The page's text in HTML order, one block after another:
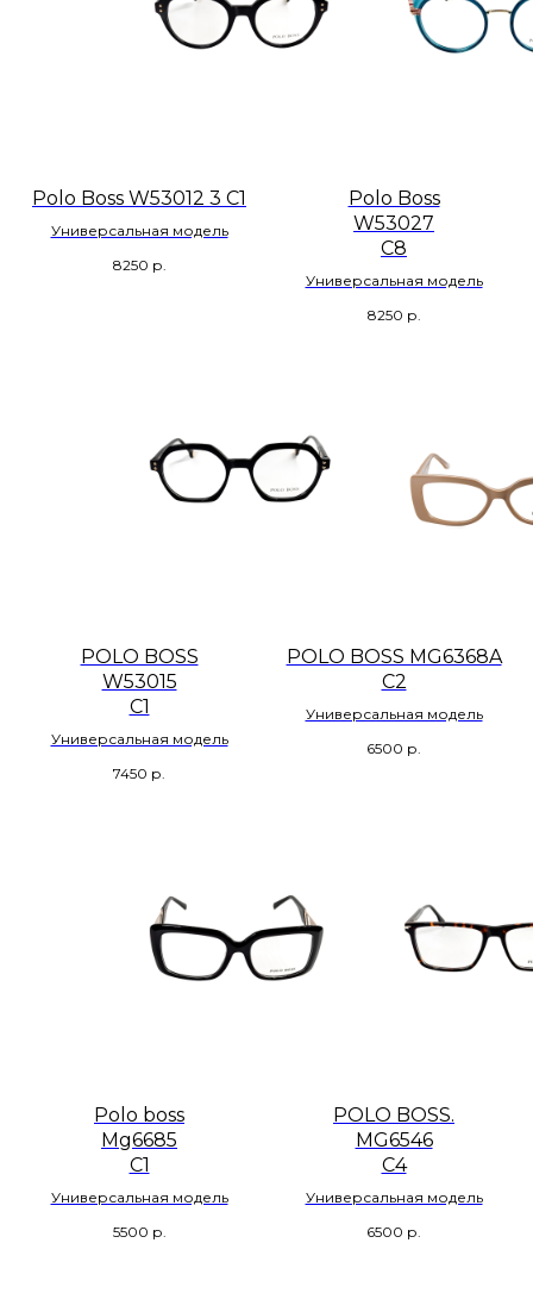
Polo Boss W53012 3 C1
Универсальная модель
8250 р.
Polo Boss
W53027
C8
Универсальная модель
8250 р.
POLO BOSS
W53015
C1
Универсальная модель
7450 р.
POLO BOSS MG6368A
C2
Универсальная модель
6500 р.
Polo boss
Mg6685
C1
Универсальная модель
5500 р.
POLO BOSS.
MG6546
C4
Универсальная модель
6500 р.